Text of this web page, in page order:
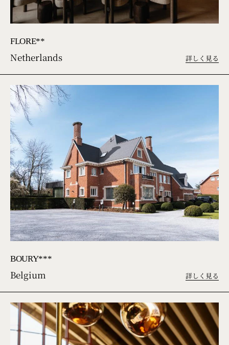
FLORE**
Netherlands 詳しく見る
BOURY***
Belgium 詳しく見る